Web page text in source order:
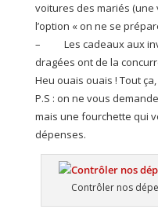
voitures des mariés
l’option « on ne se
– Les cadeaux aux
dragées ont de la
Heu ouais ouais ! Tout
P.S : on ne vous
mais une fourchette qui
dépenses.
Contrôler nos